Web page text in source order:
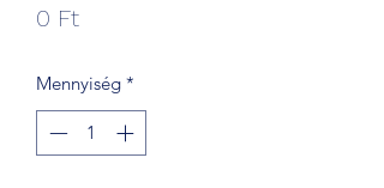
0 FtÁr
Mennyiség *